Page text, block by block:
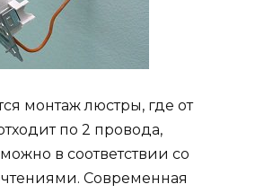
монтаж люстры, где от
по 2 провода,
в соответствии со
Современная